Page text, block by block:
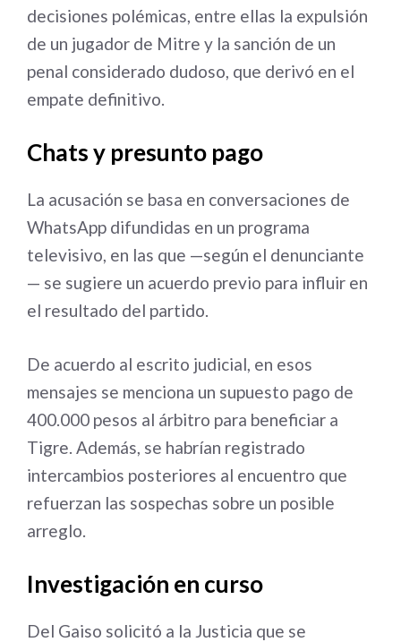
decisiones polémicas, entre ellas la expulsión
de un jugador de Mitre y la sanción de un
penal considerado dudoso, que derivó en el
empate definitivo.
Chats y presunto pago
La acusación se basa en conversaciones de
WhatsApp difundidas en un programa
televisivo, en las que —según el denunciante
— se sugiere un acuerdo previo para influir en
el resultado del partido.
De acuerdo al escrito judicial, en esos
mensajes se menciona un supuesto pago de
400.000 pesos al árbitro para beneficiar a
Tigre. Además, se habrían registrado
intercambios posteriores al encuentro que
refuerzan las sospechas sobre un posible
arreglo.
Investigación en curso
Del Gaiso solicitó a la Justicia que se